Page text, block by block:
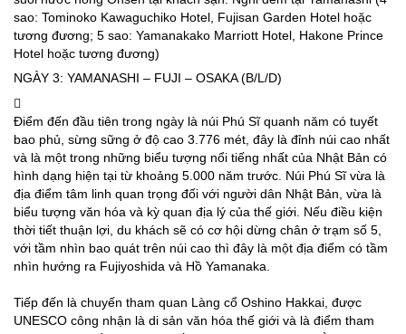
sao: Tominoko Kawaguchiko Hotel, Fujisan Garden Hotel hoặc
tương đương; 5 sao: Yamanakako Marriott Hotel, Hakone Prince
Hotel hoặc tương đương)
NGÀY 3: YAMANASHI – FUJI – OSAKA (B/L/D)
Điểm đến đầu tiên trong ngày là núi Phú Sĩ quanh năm có tuyết
bao phủ, sừng sững ở độ cao 3.776 mét, đây là đỉnh núi cao nhất
và là một trong những biểu tượng nổi tiếng nhất của Nhật Bản có
hình dạng hiện tại từ khoảng 5.000 năm trước. Núi Phú Sĩ vừa là
địa điểm tâm linh quan trọng đối với người dân Nhật Bản, vừa là
biểu tượng văn hóa và kỳ quan địa lý của thế giới. Nếu điều kiện
thời tiết thuận lợi, du khách sẽ có cơ hội dừng chân ở trạm số 5,
với tầm nhìn bao quát trên núi cao thì đây là một địa điểm có tầm
nhìn hướng ra Fujiyoshida và Hồ Yamanaka.
Tiếp đến là chuyến tham quan Làng cổ Oshino Hakkai, được
UNESCO công nhận là di sản văn hóa thế giới và là điểm tham